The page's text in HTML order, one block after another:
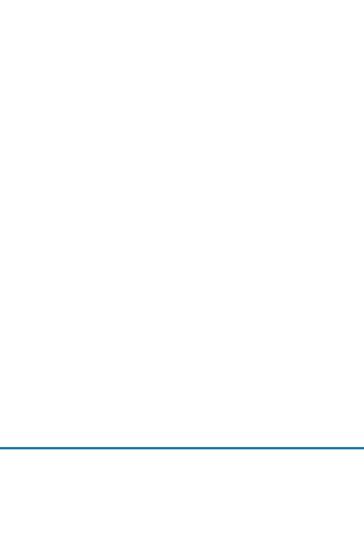
議】發言支持"全面